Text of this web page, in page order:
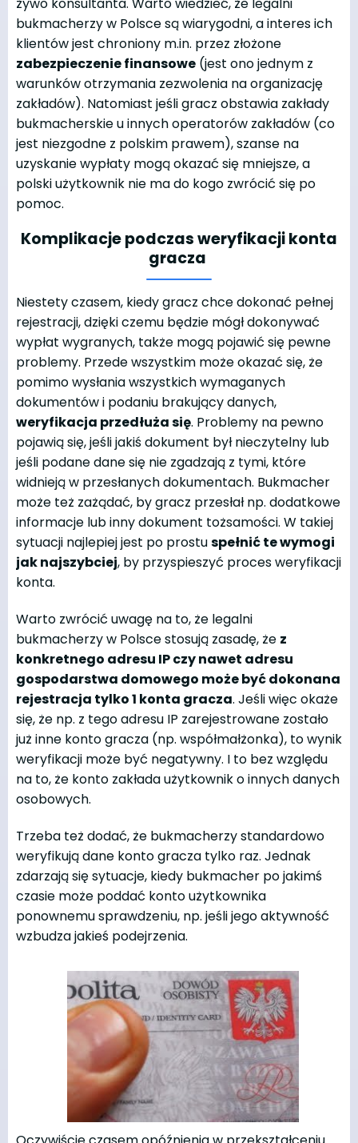
bukmacherzy w Polsce są wiarygodni, a interes ich
klientów jest chroniony m.in. przez złożone
zabezpieczenie finansowe (jest ono jednym z
warunków otrzymania zezwolenia na organizację
zakładów). Natomiast jeśli gracz obstawia zakłady
bukmacherskie u innych operatorów zakładów (co
jest niezgodne z polskim prawem), szanse na
uzyskanie wypłaty mogą okazać się mniejsze, a
polski użytkownik nie ma do kogo zwrócić się po
pomoc.
Komplikacje podczas weryfikacji konta
gracza
Niestety czasem, kiedy gracz chce dokonać pełnej
rejestracji, dzięki czemu będzie mógł dokonywać
wypłat wygranych, także mogą pojawić się pewne
problemy. Przede wszystkim może okazać się, że
pomimo wysłania wszystkich wymaganych
dokumentów i podaniu brakujący danych,
weryfikacja przedłuża się. Problemy na pewno
pojawią się, jeśli jakiś dokument był nieczytelny lub
jeśli podane dane się nie zgadzają z tymi, które
widnieją w przesłanych dokumentach. Bukmacher
może też zażądać, by gracz przesłał np. dodatkowe
informacje lub inny dokument tożsamości. W takiej
sytuacji najlepiej jest po prostuspełnić te wymogi
jak najszybciej, by przyspieszyć proces weryfikacji
konta.
Warto zwrócić uwagę na to, że legalni
bukmacherzy w Polsce stosują zasadę, że z
konkretnego adresu IP czy nawet adresu
gospodarstwa domowego może być dokonana
rejestracja tylko 1 konta gracza. Jeśli więc okaże
się, że np. z tego adresu IP zarejestrowane zostało
już inne konto gracza (np. współmałżonka), to wynik
weryfikacji może być negatywny. I to bez względu
na to, że konto zakłada użytkownik o innych danych
osobowych.
Trzeba też dodać, że bukmacherzy standardowo
weryfikują dane konto gracza tylko raz. Jednak
zdarzają się sytuacje, kiedy bukmacher po jakimś
czasie może poddać konto użytkownika
ponownemu sprawdzeniu, np. jeśli jego aktywność
wzbudza jakieś podejrzenia.